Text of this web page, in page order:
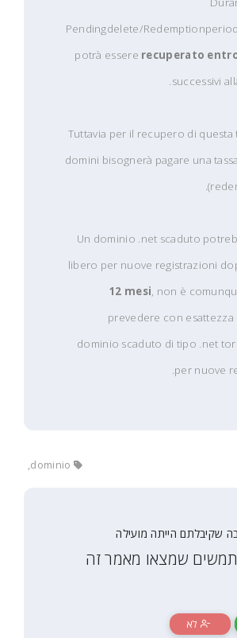
Pendingdelete/
potrà essere recuperato
successivi
Tuttavia per il recupero di questa
domini bisognerà pagare una
Un dominio .net scaduto
libero per nuove registrazioni
12 mesi, non è
prevedere con
dominio scaduto di tipo .net
per nuove
שקיבלתם הייתה מועילה
שמצאו מאמר זה
לא